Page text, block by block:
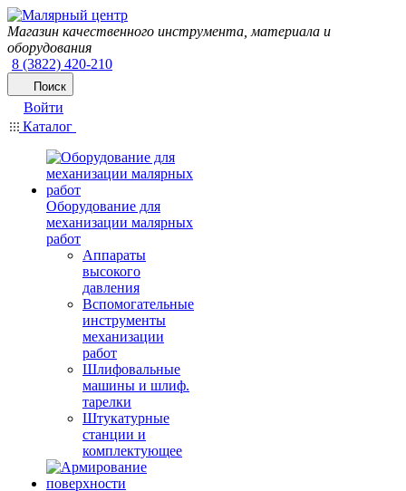
Магазин качественного инструмента, материала и
оборудования
8 (3822) 420-210
Поиск
Войти
Каталог
Оборудование для
механизации малярных
работ
Аппараты
высокого
давления
Вспомогательные
инструменты
механизации
работ
Шлифовальные
машины и шлиф.
тарелки
Штукатурные
станции и
комплектующее